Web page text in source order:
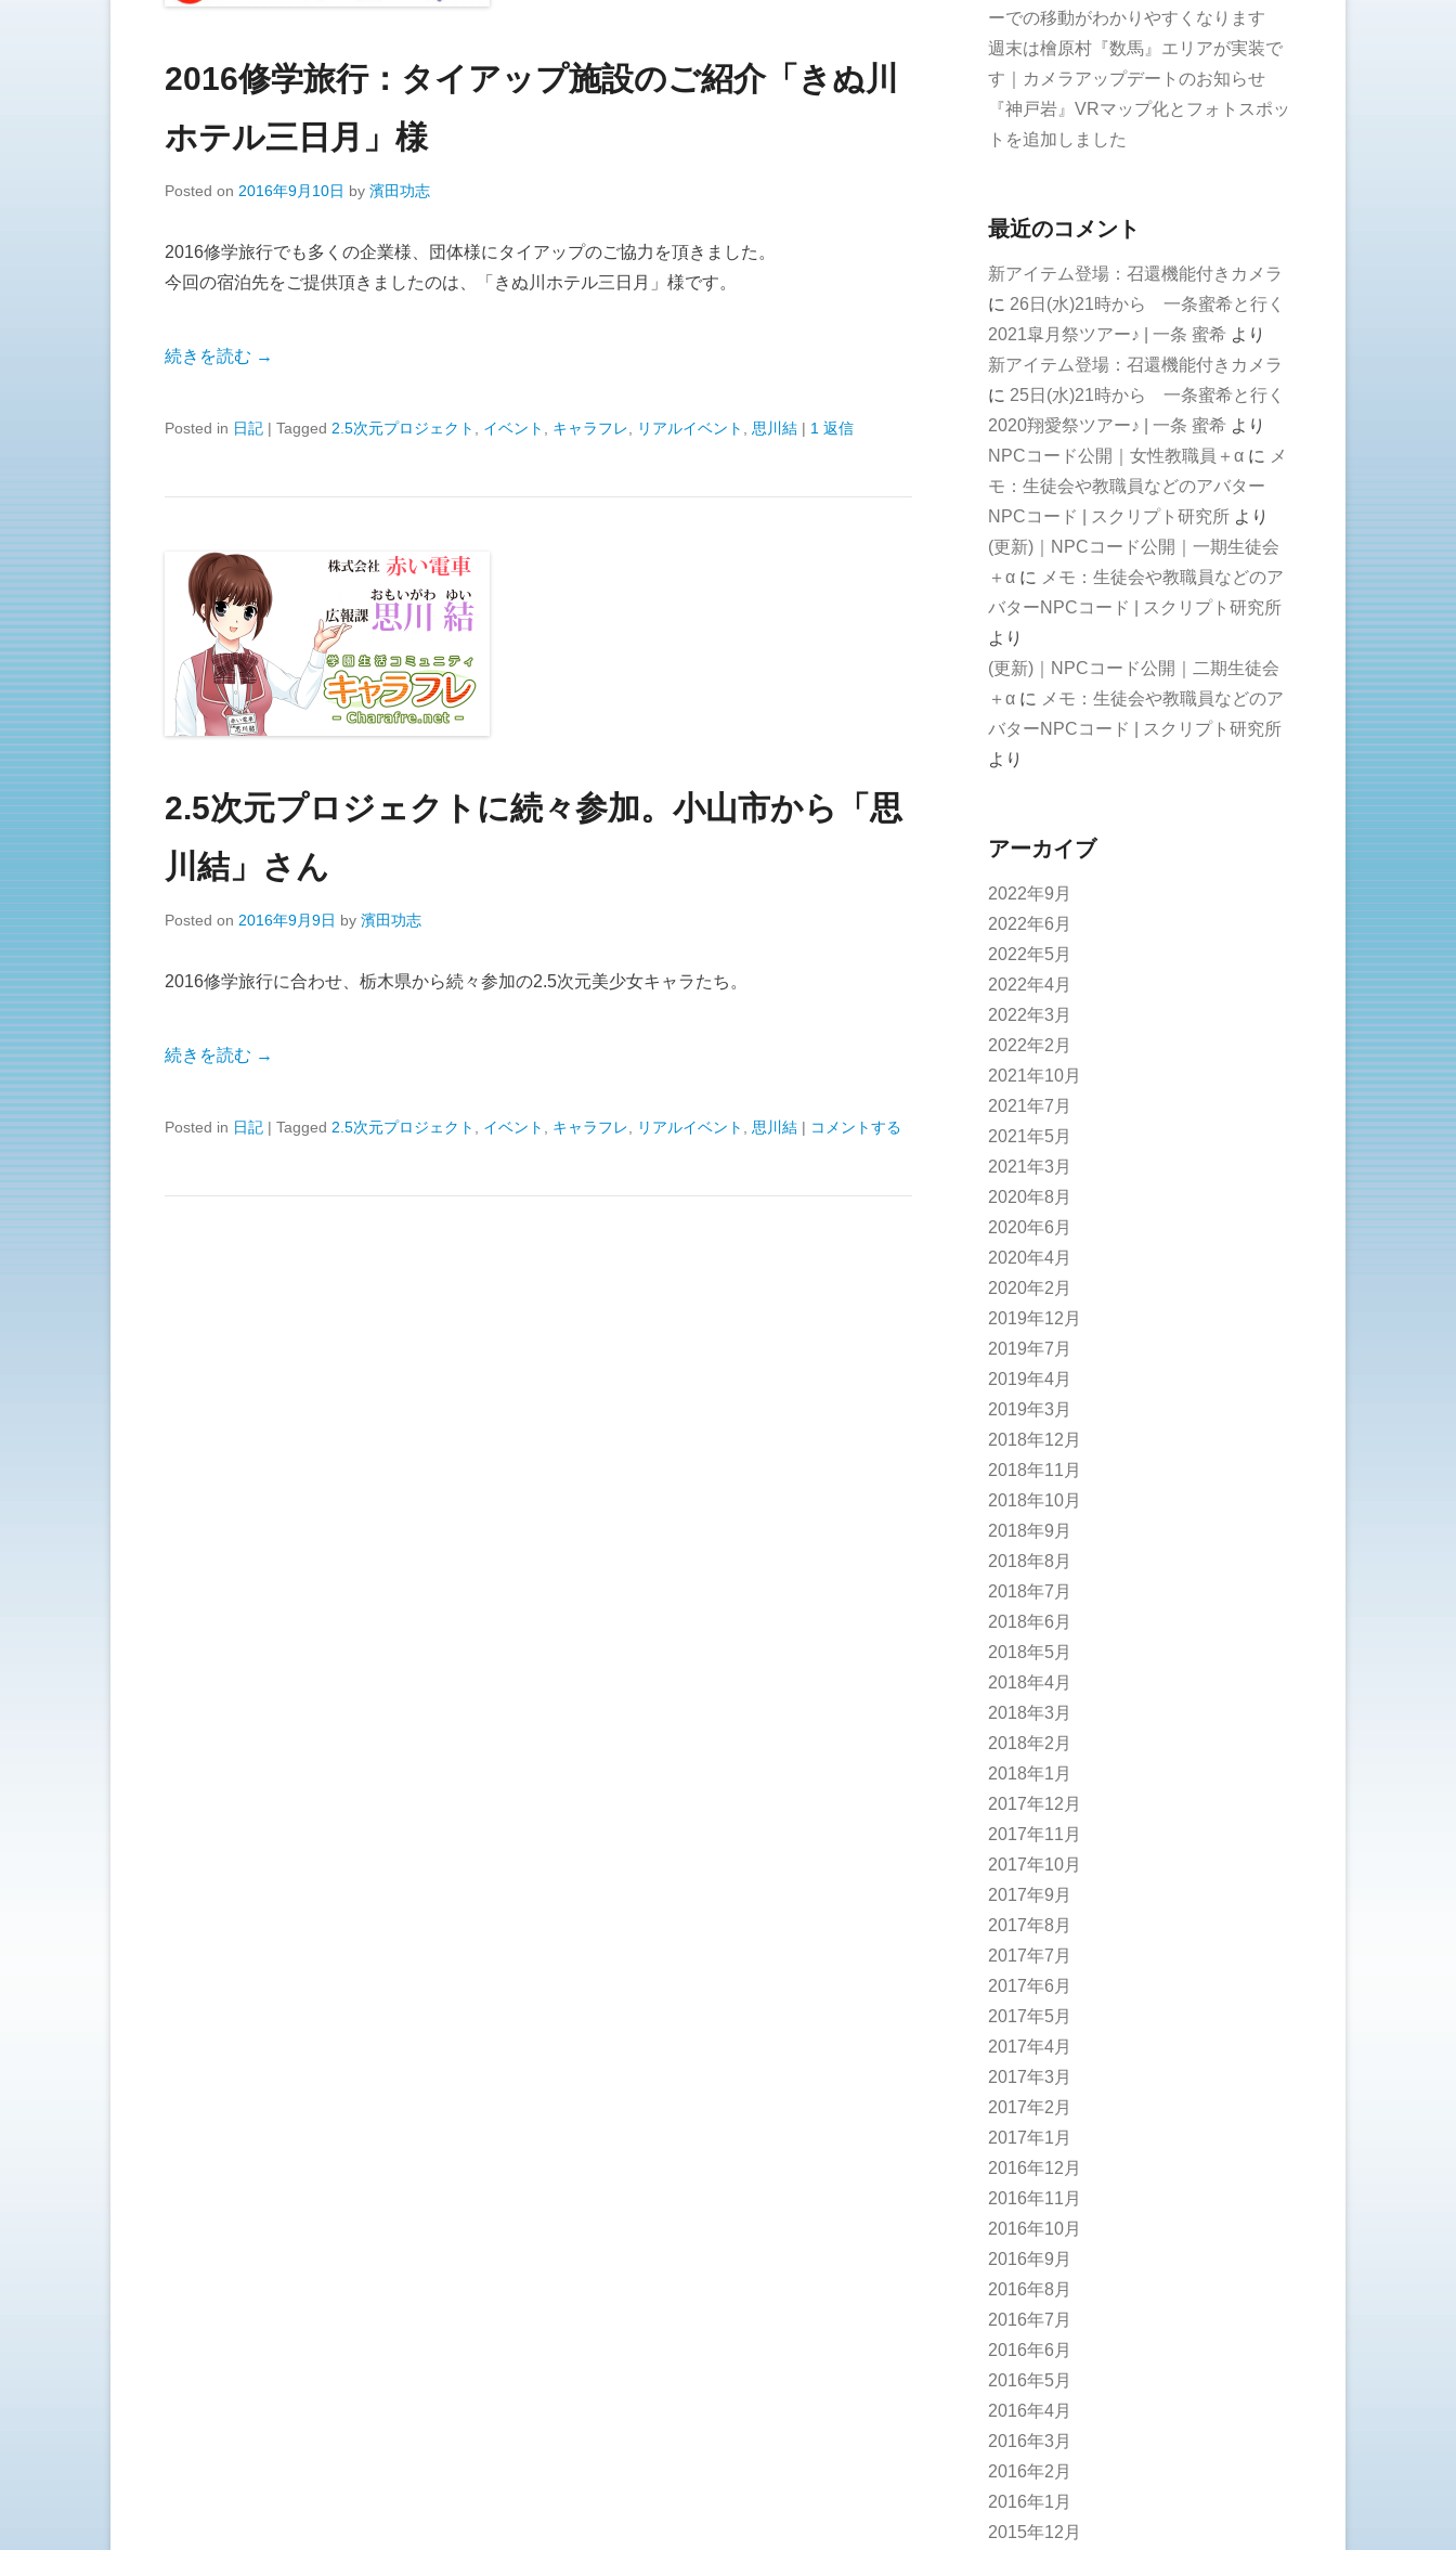
2016修学旅行：タイアップ施設のご紹介「きぬ川
ホテル三日月」様
Posted on 2016年9月10日 by 濱田功志
2016修学旅行でも多くの企業様、団体様にタイアップのご協力を頂きました。
今回の宿泊先をご提供頂きましたのは、「きぬ川ホテル三日月」様です。
続きを読む →
Posted in 日記 | Tagged 2.5次元プロジェクト イベント キャラフレ リアルイベント 思川結 | 1 返信
2.5次元プロジェクトに続々参加。小山市から「思
川結」さん
Posted on 2016年9月9日 by 濱田功志
2016修学旅行に合わせ、栃木県から続々参加の2.5次元美少女キャラたち。
続きを読む →
Posted in 日記 | Tagged 2.5次元プロジェクト イベント キャラフレ リアルイベント 思川結 | コメントする
ーでの移動がわかりやすくなります
週末は檜原村『数馬』エリアが実装で
す｜カメラアップデートのお知らせ
『神戸岩』VRマップ化とフォトスポッ
トを追加しました
最近のコメント
新アイテム登場：召還機能付きカメラ
に 26日(水)21時から 一条蜜希と行く
2021皐月祭ツアー♪ | 一条 蜜希 より
新アイテム登場：召還機能付きカメラ
に 25日(水)21時から 一条蜜希と行く
2020翔愛祭ツアー♪ | 一条 蜜希 より
NPCコード公開｜女性教職員＋α に メ
モ：生徒会や教職員などのアバター
NPCコード | スクリプト研究所 より
(更新)｜NPCコード公開｜一期生徒会
＋α に メモ：生徒会や教職員などのア
バターNPCコード | スクリプト研究所
より
(更新)｜NPCコード公開｜二期生徒会
＋α に メモ：生徒会や教職員などのア
バターNPCコード | スクリプト研究所
より
アーカイブ
2022年9月
2022年6月
2022年5月
2022年4月
2022年3月
2022年2月
2021年10月
2021年7月
2021年5月
2021年3月
2020年8月
2020年6月
2020年4月
2020年2月
2019年12月
2019年7月
2019年4月
2019年3月
2018年12月
2018年11月
2018年10月
2018年9月
2018年8月
2018年7月
2018年6月
2018年5月
2018年4月
2018年3月
2018年2月
2018年1月
2017年12月
2017年11月
2017年10月
2017年9月
2017年8月
2017年7月
2017年6月
2017年5月
2017年4月
2017年3月
2017年2月
2017年1月
2016年12月
2016年11月
2016年10月
2016年9月
2016年8月
2016年7月
2016年6月
2016年5月
2016年4月
2016年3月
2016年2月
2016年1月
2015年12月